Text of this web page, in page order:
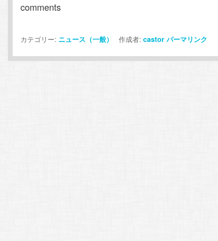
comments
カテゴリー: ニュース（一般） 作成者:castor パーマリンク